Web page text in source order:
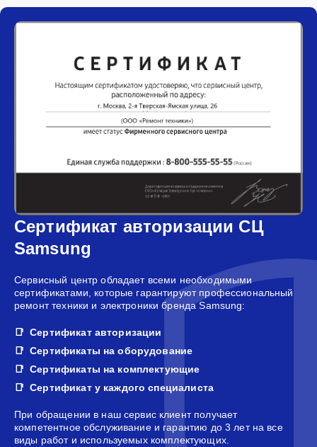
Сертификат авторизации СЦ
Samsung
Сервисный центр обладает всеми необходимыми
сертификатами, которые гарантируют профессиональный
ремонт техники и электроники бренда Samsung:
Сертификат авторизации
Сертификаты на оборудование
Сертификаты на комплектующие
Сертификат у каждого специалиста
При обращении в наш сервис клиент получает
компетентное обслуживание и гарантию до 3 лет на все
виды работ и используемых комплектующих.